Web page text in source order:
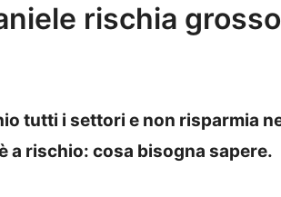
rischia grosso
tutti i settori e non risparmia
a rischio: cosa bisogna sapere.